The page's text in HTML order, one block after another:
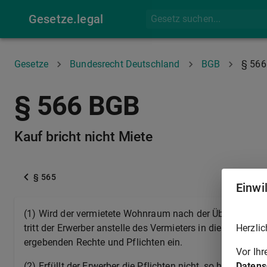
Gesetze.legal
Gesetze Bundesrecht Deutschland BGB § 566
§ 566 BGB
Kauf bricht nicht Miete
§ 565
(1) Wird der vermietete Wohnraum nach der
tritt der Erwerber anstelle des Vermieters in die sich
ergebenden Rechte und Pflichten ein.
Vor